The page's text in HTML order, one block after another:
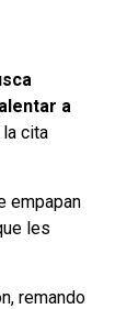
a
la cita
empapan
les
remando